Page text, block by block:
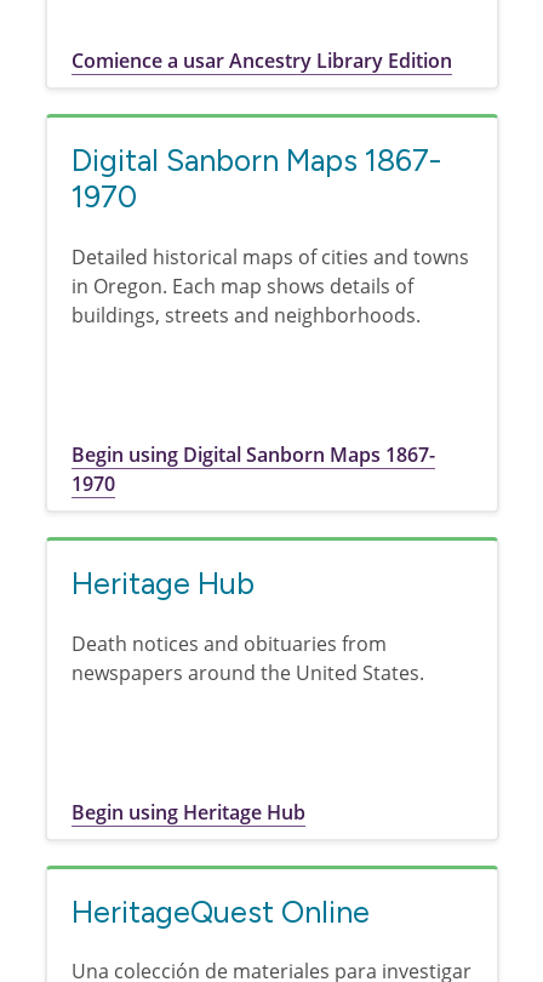
Comience a usar Ancestry Library Edition
Digital Sanborn Maps 1867-
1970
Detailed historical maps of cities and towns
in Oregon. Each map shows details of
buildings, streets and neighborhoods.
Begin using Digital Sanborn Maps 1867-
1970
Heritage Hub
Death notices and obituaries from
newspapers around the United States.
Begin using Heritage Hub
HeritageQuest Online
Una colección de materiales para investigar